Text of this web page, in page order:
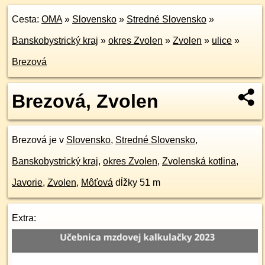
Cesta: OMA» Slovensko » Stredné Slovensko »
Banskobystrický kraj » okres Zvolen » Zvolen » ulice »
Brezová
Brezová, Zvolen
Brezová je v Slovensko, Stredné Slovensko,
Banskobystrický kraj, okres Zvolen, Zvolenská kotlina,
Javorie, Zvolen, Môťová dĺžky 51 m
Extra: